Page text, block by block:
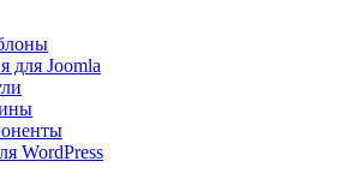
для Joomla
WordPress